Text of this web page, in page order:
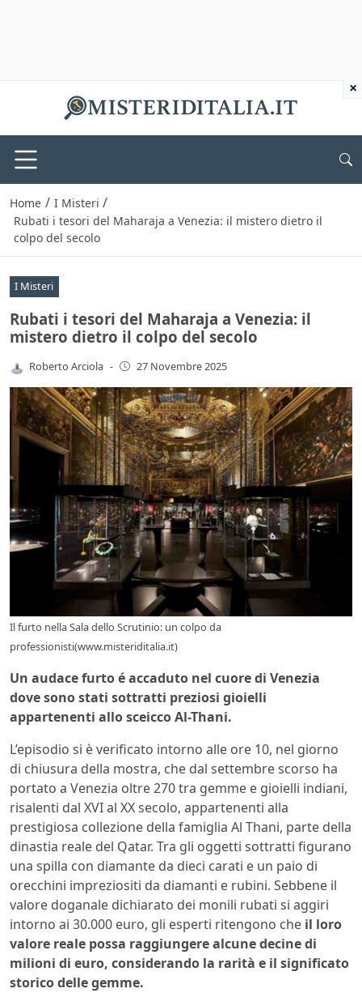
Home / I Misteri /
Rubati i tesori del Maharaja a Venezia: il mistero dietro il
colpo del secolo
I Misteri
Rubati i tesori del Maharaja a Venezia: il
mistero dietro il colpo del secolo
Roberto Arciola - 27 Novembre 2025
Il furto nella Sala dello Scrutinio: un colpo da
professionisti(www.misteriditalia.it)
Un audace furto é accaduto nel cuore di Venezia
dove sono stati sottratti preziosi gioielli
appartenenti allo sceicco Al-Thani.
L’episodio si è verificato intorno alle ore 10, nel giorno
di chiusura della mostra, che dal settembre scorso ha
portato a Venezia oltre 270 tra gemme e gioielli indiani,
risalenti dal XVI al XX secolo, appartenenti alla
prestigiosa collezione della famiglia Al Thani, parte della
dinastia reale del Qatar. Tra gli oggetti sottratti figurano
una spilla con diamante da dieci carati e un paio di
orecchini impreziositi da diamanti e rubini. Sebbene il
valore doganale dichiarato dei monili rubati si aggiri
intorno ai 30.000 euro, gli esperti ritengono che il loro
valore reale possa raggiungere alcune decine di
milioni di euro, considerando la rarità e il significato
storico delle gemme.
×